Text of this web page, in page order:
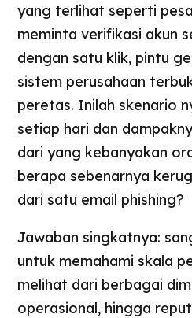
yang terlihat seperti
meminta verifikasi akun
dengan satu klik, pintu
sistem perusahaan
peretas. Inilah skenario
setiap hari dan
dari yang kebanyakan
berapa sebenarnya
dari satu email phishing?
Jawaban singkatnya:
untuk memahami skala
melihat dari berbagai
operasional, hingga